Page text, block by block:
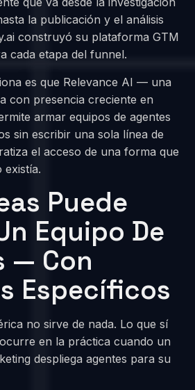
la publicación y el análisis
construyó su plataforma GTM
cada etapa del funnel.
es que Relevance AI — una
con presencia creciente en
armar equipos de agentes
sin escribir una sola línea de
el acceso de una forma que
existía.
Puede
Equipo De
— Con
Específicos
no sirve de nada. Lo que sí
en la práctica cuando un
despliega agentes para su